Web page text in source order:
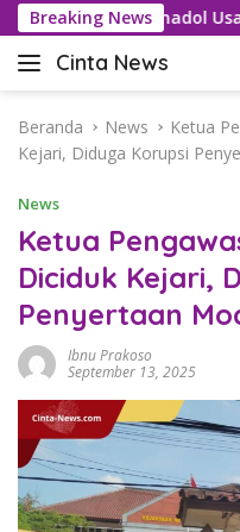
a
Breaking News
Kartel Tramadol Usai
Cinta News
C
n
t
N
e
w
s
–
a
a
r
T
r
Beranda News
Ketua
Kejari, Diduga Korupsi
News
Ketua
Diciduk Kejari,
Penyertaan
Ibnu Prakoso
September 13, 2025